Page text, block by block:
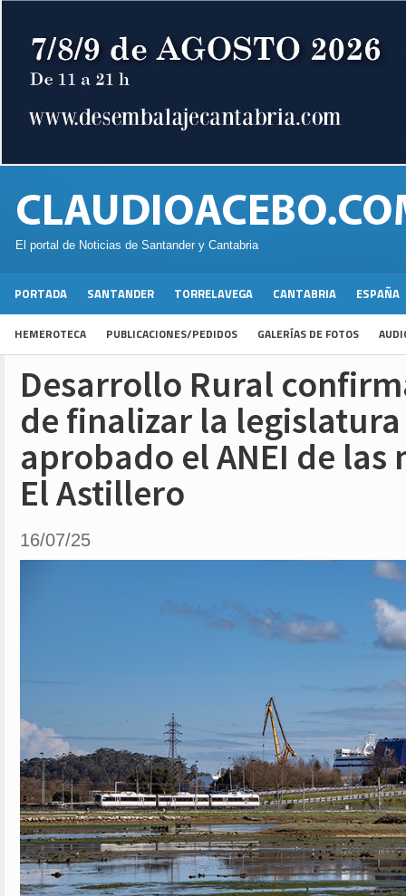
El portal de Noticias de Santander y Cantabria
PORTADA SANTANDER TORRELAVEGA CANTABRIA ESPAÑA
HEMEROTECA PUBLICACIONES/PEDIDOS GALERÍAS DE FOTOS
Desarrollo Rural
de finalizar la
aprobado el ANEI de las
El Astillero
16/07/25